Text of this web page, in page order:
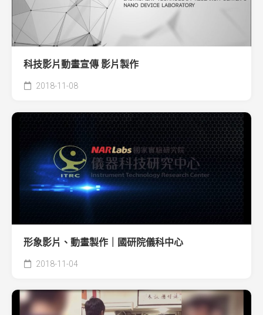
科技影片動畫宣傳 影片製作
2018-11-08
形象影片、動畫製作｜國研院儀科中心
2018-11-04